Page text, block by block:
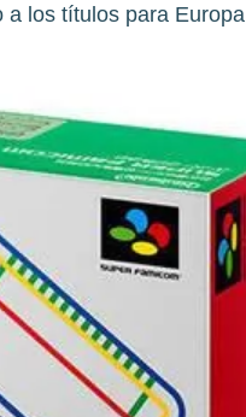
a los títulos para